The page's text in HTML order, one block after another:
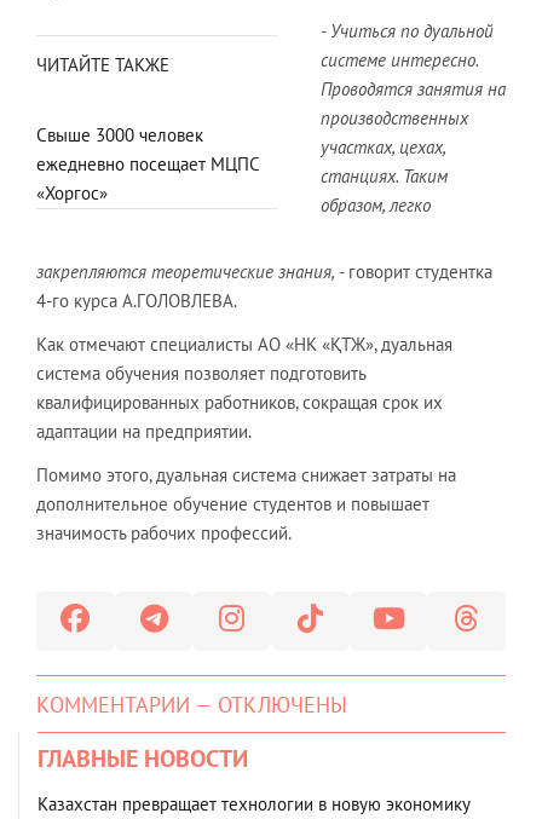
ЧИТАЙТЕ ТАКЖЕ
Свыше 3000 человек
ежедневно посещает МЦПС
«Хоргос»
- Учиться по дуальной
системе интересно.
Проводятся занятия на
производственных
участках, цехах,
станциях. Таким
образом, легко
закрепляются теоретические знания, - говорит студентка
4-го курса А.ГОЛОВЛЕВА.
Как отмечают специалисты АО «НК «ҚТЖ», дуальная
система обучения позволяет подготовить
квалифицированных работников, сокращая срок их
адаптации на предприятии.
Помимо этого, дуальная система снижает затраты на
дополнительное обучение студентов и повышает
значимость рабочих профессий.
КОММЕНТАРИИ — ОТКЛЮЧЕНЫ
ГЛАВНЫЕ НОВОСТИ
Казахстан превращает технологии в новую экономику